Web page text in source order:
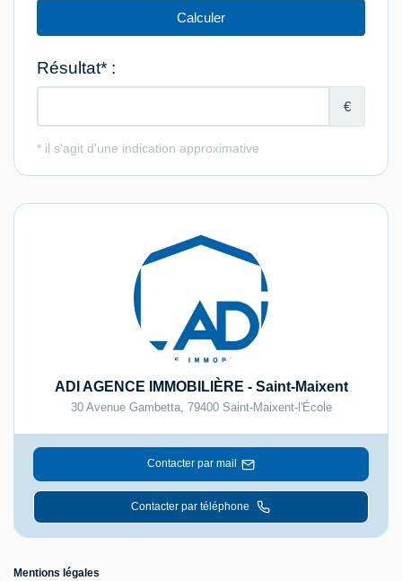
ADI AGENCE IMMOBILIÈRE - Saint-Maixent
30 Avenue Gambetta, 79400 Saint-Maixent-l'École
Contacter par mail
Contacter par téléphone
Mentions légales